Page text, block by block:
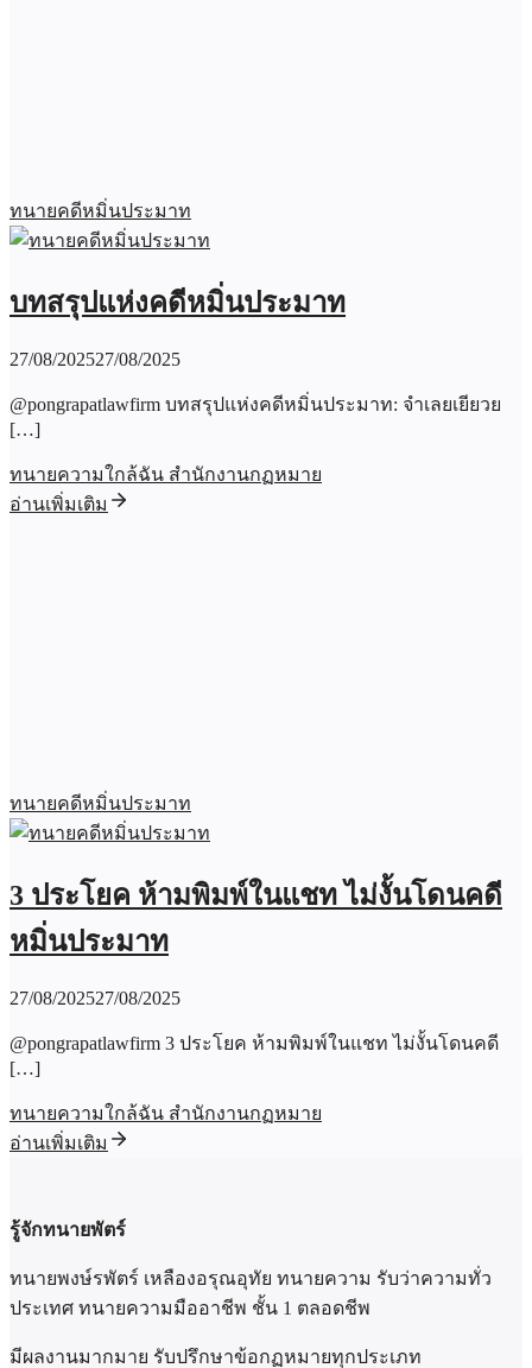
ทนายคดีหมิ่นประมาท
บทสรุปแห่งคดีหมิ่นประมาท
27/08/202527/08/2025
@pongrapatlawfirm บทสรุปแห่งคดีหมิ่นประมาท: จำเลยเยียวย
[…]
ทนายความใกล้ฉัน สำนักงานกฏหมาย
อ่านเพิ่มเติม
ทนายคดีหมิ่นประมาท
3 ประโยค ห้ามพิมพ์ในแชท ไม่งั้นโดนคดี
หมิ่นประมาท
27/08/202527/08/2025
@pongrapatlawfirm 3 ประโยค ห้ามพิมพ์ในแชท ไม่งั้นโดนคดี
[…]
ทนายความใกล้ฉัน สำนักงานกฏหมาย
อ่านเพิ่มเติม
รู้จักทนายพัตร์
ทนายพงษ์รพัตร์ เหลืองอรุณอุทัย ทนายความ รับว่าความทั่ว
ประเทศ ทนายความมืออาชีพ ชั้น 1 ตลอดชีพ
มีผลงานมากมาย รับปรึกษาข้อกฏหมายทุกประเภท